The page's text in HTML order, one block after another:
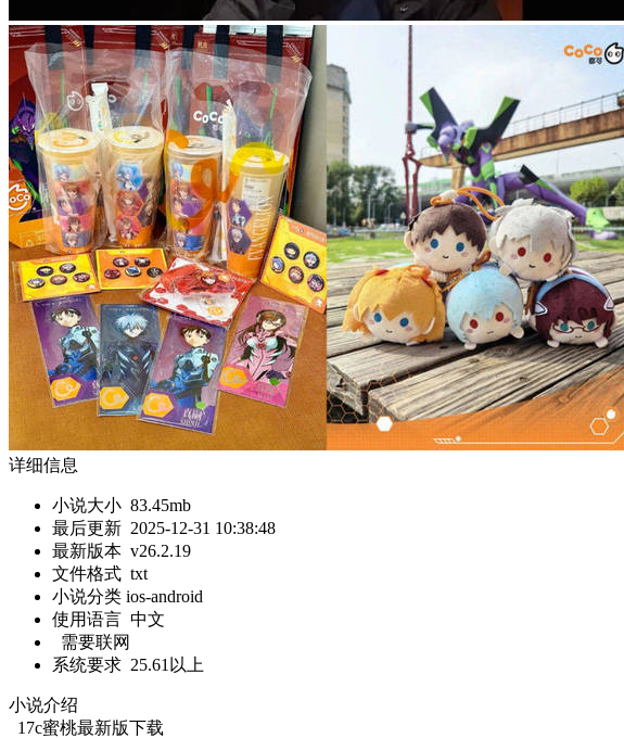
详细信息
小说大小 83.45mb
最后更新 2025-12-31 10:38:48
最新版本 v26.2.19
文件格式 txt
小说分类 ios-android
使用语言 中文
需要联网
系统要求 25.61以上
小说介绍
17c蜜桃最新版下载